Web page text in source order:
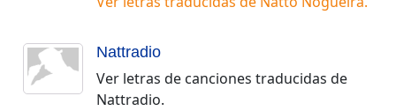
Nattradio
Ver letras de canciones traducidas de
Nattradio.